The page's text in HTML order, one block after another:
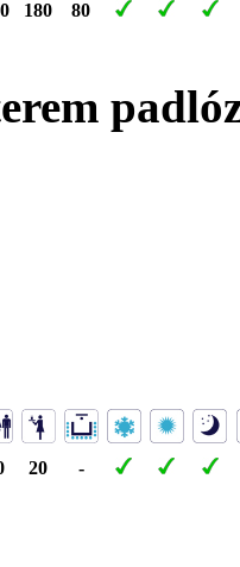
180 80
20 -